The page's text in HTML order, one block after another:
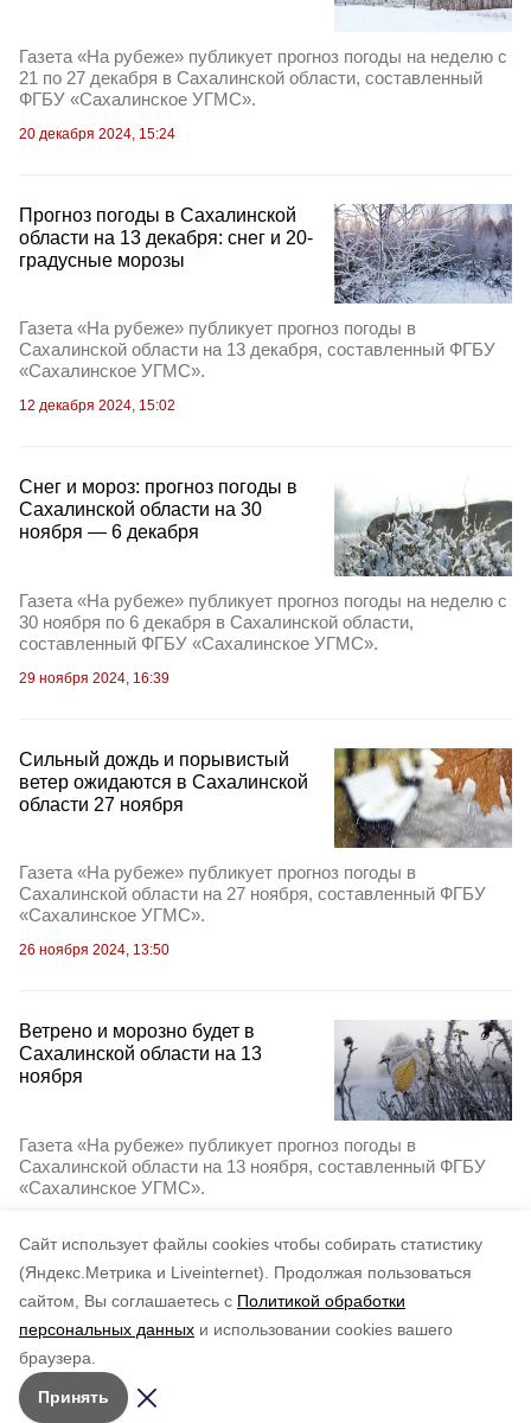
Cайт использует файлы cookies чтобы собирать статистику
(Яндекс.Метрика и Liveinternet).
Продолжая пользоваться
сайтом, Вы соглашаетесь с Политикой обработки
персональных данных и использовании cookies вашего
браузера.
Принять
Газета «На рубеже» публикует прогноз погоды на неделю с
21 по 27 декабря в Сахалинской области, составленный
ФГБУ «Сахалинское УГМС».
20 декабря 2024, 15:24
Прогноз погоды в Сахалинской
области на 13 декабря: снег и 20-
градусные морозы
Газета «На рубеже» публикует прогноз погоды в
Сахалинской области на 13 декабря, составленный ФГБУ
«Сахалинское УГМС».
12 декабря 2024, 15:02
Снег и мороз: прогноз погоды в
Сахалинской области на 30
ноября — 6 декабря
Газета «На рубеже» публикует прогноз погоды на неделю с
30 ноября по 6 декабря в Сахалинской области,
составленный ФГБУ «Сахалинское УГМС».
29 ноября 2024, 16:39
Сильный дождь и порывистый
ветер ожидаются в Сахалинской
области 27 ноября
Газета «На рубеже» публикует прогноз погоды в
Сахалинской области на 27 ноября, составленный ФГБУ
«Сахалинское УГМС».
26 ноября 2024, 13:50
Ветрено и морозно будет в
Сахалинской области на 13
ноября
Газета «На рубеже» публикует прогноз погоды в
Сахалинской области на 13 ноября, составленный ФГБУ
«Сахалинское УГМС».